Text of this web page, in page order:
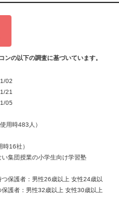
の以下の調査に基づいています。
02
21
05
用時483人）
16社）
集団授業の小学生向け学習塾
保護者：男性26歳以上 女性24歳以
保護者：男性32歳以上 女性30歳以上